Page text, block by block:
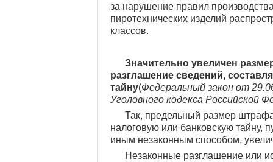
за нарушение правил
пиротехнических изделий
классов.
Значительно увеличен
разглашение сведений,
тайну(Федеральный закон от
Уголовного кодекса Российской
Так, предельный размер
налоговую или банковскую тайну,
иным незаконным способом,
Незаконные разглашение или